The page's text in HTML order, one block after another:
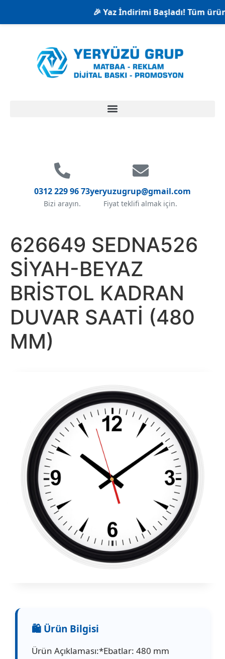
🎉 Yaz İndirimi Başladı! Tüm
0312 229 96 73
Bizi arayın.
yeryuzugrup@gmail.com
Fiyat teklifi almak için.
626649 SEDNA526
SİYAH-BEYAZ
BRİSTOL KADRAN
DUVAR SAATİ (480
MM)
Ürün Açıklaması:*Ebatlar: 480 mm